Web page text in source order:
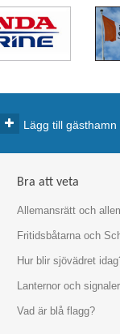
Lägg till gästhamn
Bra att veta
Allemansrätt och
Fritidsbåtarna och
Hur blir sjövädret
Lanternor och signaler
Vad är blå flagg?